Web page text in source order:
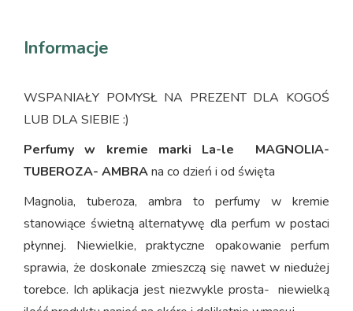
Informacje
WSPANIAŁY POMYSŁ NA PREZENT DLA KOGOŚ
LUB DLA SIEBIE :)
Perfumy w kremie marki La-le MAGNOLIA-
TUBEROZA- AMBRAna co dzień i od święta
Magnolia, tuberoza, ambra to perfumy w kremie
stanowiące świetną alternatywę dla perfum w postaci
płynnej. Niewielkie, praktyczne opakowanie perfum
sprawia, że doskonale zmieszczą się nawet w niedużej
torebce. Ich aplikacja jest niezwykle prosta- niewielką